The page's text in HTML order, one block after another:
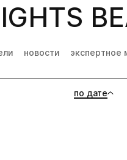
добавлен в корзину
новости экспертное
по дате